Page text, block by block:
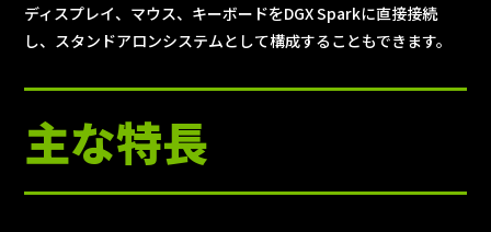
ディスプレイ、マウス、キーボードをDGX Sparkに直接接続
し、スタンドアロンシステムとして構成することもできます。
主な特長